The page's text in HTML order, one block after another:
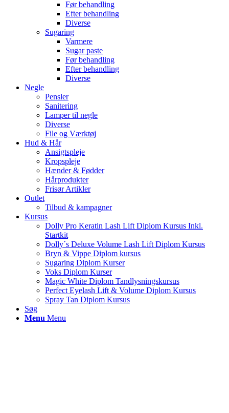
Før behandling
Efter behandling
Diverse
Sugaring
Varmere
Sugar paste
Før behandling
Efter behandling
Diverse
Negle
Pensler
Sanitering
Lamper til negle
Diverse
File og Værktøj
Hud & Hår
Ansigtspleje
Kropspleje
Hænder & Fødder
Hårprodukter
Frisør Artikler
Outlet
Tilbud & kampagner
Kursus
Dolly Pro Keratin Lash Lift Diplom Kursus Inkl.
Startkit
Dolly´s Deluxe Volume Lash Lift Diplom Kursus
Bryn & Vippe Diplom kursus
Sugaring Diplom Kurser
Voks Diplom Kurser
Magic White Diplom Tandlysningskursus
Perfect Eyelash Lift & Volume Diplom Kursus
Spray Tan Diplom Kursus
Søg
Menu Menu